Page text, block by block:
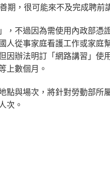
期，很可能來不及完成聘前
，不過因為需使用內政部憑
人從事家庭看護工作或家
辦法明訂「網路講習」使
上數個月。
點與場次，將針對勞動部所
次。